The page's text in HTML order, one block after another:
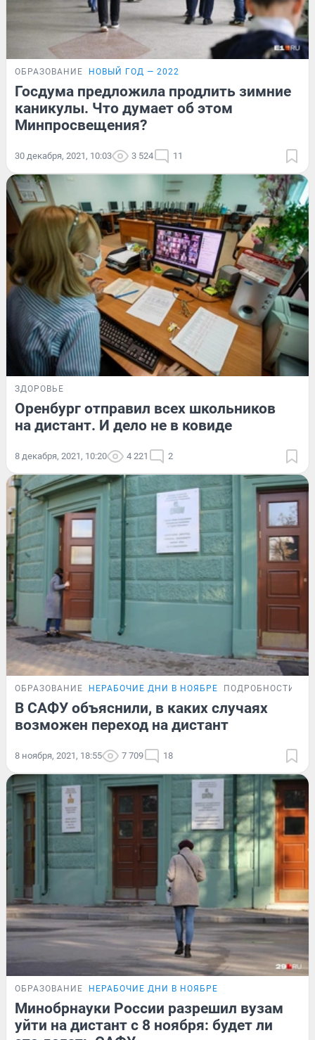
ОБРАЗОВАНИЕ НОВЫЙ ГОД — 2022
Госдума предложила продлить зимние
каникулы. Что думает об этом
Минпросвещения?
30 декабря, 2021, 10:03 3 524 11
ЗДОРОВЬЕ
Оренбург отправил всех школьников
на дистант. И дело не в ковиде
8 декабря, 2021, 10:20 4 221 2
ОБРАЗОВАНИЕ НЕРАБОЧИЕ ДНИ В НОЯБРЕ ПОДРОБНОСТИ
В САФУ объяснили, в каких случаях
возможен переход на дистант
8 ноября, 2021, 18:55 7 709 18
ОБРАЗОВАНИЕ НЕРАБОЧИЕ ДНИ В НОЯБРЕ
Минобрнауки России разрешил вузам
уйти на дистант с 8 ноября: будет ли